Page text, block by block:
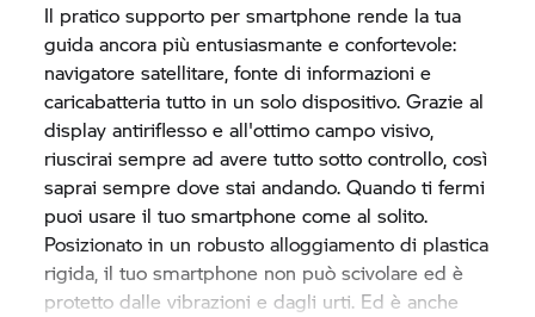
Il pratico supporto per smartphone rende la tua
guida ancora più entusiasmante e confortevole:
navigatore satellitare, fonte di informazioni e
caricabatteria tutto in un solo dispositivo. Grazie al
display antiriflesso e all'ottimo campo visivo,
riuscirai sempre ad avere tutto sotto controllo, così
saprai sempre dove stai andando. Quando ti fermi
puoi usare il tuo smartphone come al solito.
Posizionato in un robusto alloggiamento di plastica
rigida, il tuo smartphone non può scivolare ed è
protetto dalle vibrazioni e dagli urti. Ed è anche